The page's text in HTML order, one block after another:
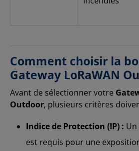
Comment choisir la
Gateway LoRaWAN
Avant de sélectionner votre
Outdoor, plusieurs critères
Indice de Protection (IP) :
est requis pour une